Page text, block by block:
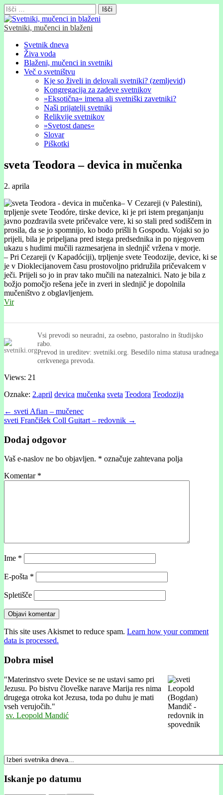
Išči:
Svetniki, mučenci in blaženi
Glavni
meni
Skip
content
Svetnik dneva
Živa voda
Blaženi, mučenci in svetniki
Več o svetništvu
Kje so živeli in delovali svetniki? (zemljevid)
Kongregacija za zadeve svetnikov
»Eksotična« imena ali svetniški zavetniki?
Naši prijatelji svetniki
Relikvije svetnikov
»Svetost danes«
Slovar
Piškotki
sveta Teodora – devica in mučenka
2. aprila
– V Cezareji (v Palestini),
trpljenje svete Teodóre, tirske device, ki je pri istem preganjanju
javno pozdravila svete pričevalce vere, ki so stali pred sodiščem in
prosila, da se jo spomnijo, ko bodo prišli h Gospodu. Vojaki so jo
prijeli, bila je pripeljana pred istega predsednika in po njegovem
ukazu s hudimi mučili razmesarjena in slednjič vržena v morje.
– Pri Cezareji (v Kapadóciji), trpljenje svete Teodozije, device, ki se
je v Dioklecijanovem času prostovoljno pridružila pričevalcem v
ječi. Prijeli so jo in prav tako mučili na natezalnici. Nato je bila z
božjo pomočjo rešena ječe in zveri in slednjič je dopolnila
mučeništvo z obglavljenjem.
Vir
Vsi prevodi so neuradni, za osebno, pastoralno in študijsko
rabo.
Prevod in ureditev: svetniki.org. Besedilo nima statusa uradnega
cerkvenega prevoda.
Views: 21
Oznake: 2.april devica mučenka sveta Teodora Teodozija
Post
navigation
← sveti Afian – mučenec
sveti Frančišek Coll Guitart – redovnik →
Dodaj odgovor
Vaš e-naslov ne bo objavljen. * označuje zahtevana polja
Komentar *
Ime *
E-pošta *
Spletišče
This site uses Akismet to reduce spam. Learn how your comment
data is processed.
Dobra misel
"Materinstvo svete Device se ne ustavi samo pri
Jezusu. Po bistvu človeške narave Marija res nima
drugega otroka kot Jezusa, toda po duhu je mati
vseh verujočih."
sv. Leopold Mandić
Iskanje po datumu